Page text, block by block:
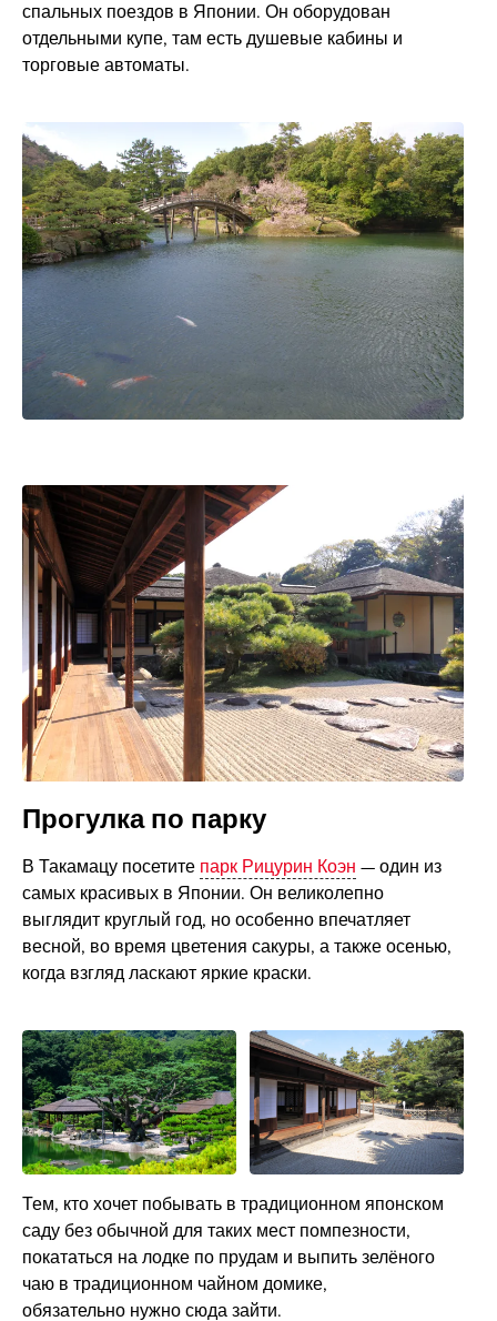
спальных поездов в Японии. Он оборудован
отдельными купе, там есть душевые кабины и
торговые автоматы.
Прогулка по парку
В Такамацу посетите парк Рицурин Коэн — один из
самых красивых в Японии. Он великолепно
выглядит круглый год, но особенно впечатляет
весной, во время цветения сакуры, а также осенью,
когда взгляд ласкают яркие краски.
Тем, кто хочет побывать в традиционном японском
саду без обычной для таких мест помпезности,
покататься на лодке по прудам и выпить зелёного
чаю в традиционном чайном домике,
обязательно нужно сюда зайти.